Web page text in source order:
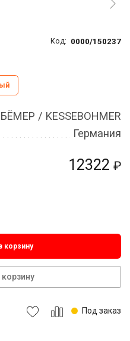
Код: 0000/150237
12322 ₽
/ KESSEBOHMER
Германия
корзину
корзину
Под заказ